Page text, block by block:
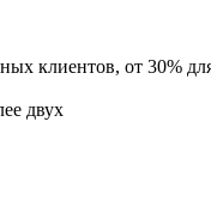
клиентов, от 30%
двух